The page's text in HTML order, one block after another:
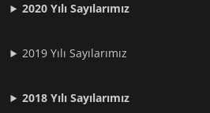
2020 Yılı Sayılarımız
2019 Yılı Sayılarımız
2018 Yılı Sayılarımız